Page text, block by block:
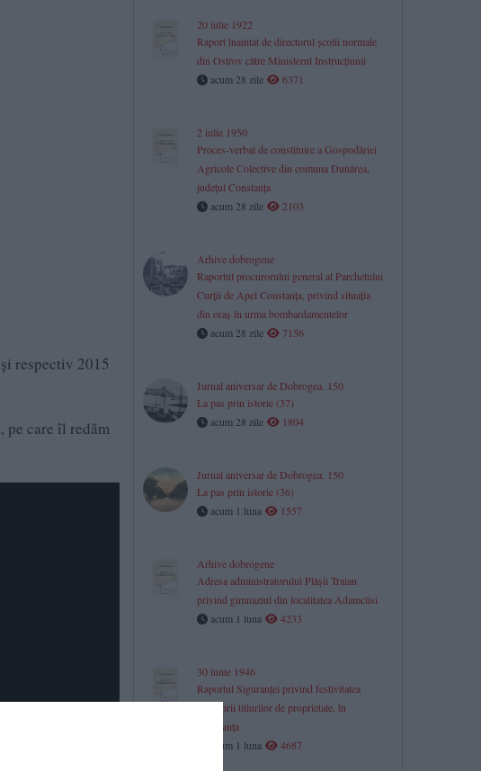
respectiv 2015
pe care îl redăm
20 iulie 1922
Raport înaintat de directorul școlii normale
din Ostrov către Ministerul Instrucțiunii
acum 28 zile
6371
2 iulie 1950
Proces-verbal de constituire a Gospodăriei
Agricole Colective din comuna Dunărea,
județul Constanța
acum 28 zile
2103
Arhive dobrogene
Raportul procurorului general al Parchetului
Curţii de Apel Constanţa, privind situaţia
din oraş în urma bombardamentelor
acum 28 zile
7156
Jurnal aniversar de Dobrogea. 150
La pas prin istorie (37)
acum 28 zile
1804
Jurnal aniversar de Dobrogea. 150
La pas prin istorie (36)
acum 1 luna
1557
Arhive dobrogene
Adresa administratorului Plăşii Traian
privind gimnaziul din localitatea Adamclisi
acum 1 luna
4233
30 iunie 1946
Raportul Siguranței privind festivitatea
împărțirii titlurilor de proprietate, în
Constanța
acum 1 luna
4687